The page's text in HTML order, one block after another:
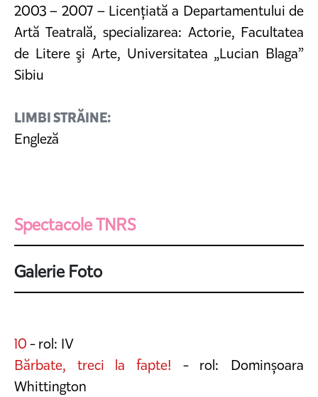
2003 – 2007 – Licențiată a Departamentului de
Artă Teatrală, specializarea: Actorie, Facultatea
de Litere şi Arte, Universitatea „Lucian Blaga”
Sibiu
LIMBI STRĂINE:
Engleză
Spectacole TNRS
Galerie Foto
10- rol: IV
Bărbate, treci la fapte! - rol: Dominșoara
Whittington